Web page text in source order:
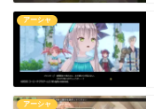
アーシャ
アーシャ